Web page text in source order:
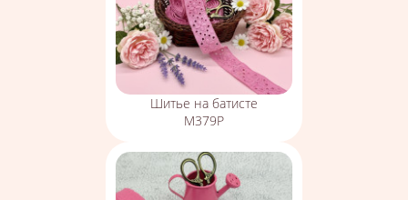
Шитье на батисте
М379Р